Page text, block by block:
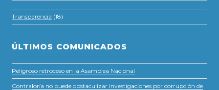
·
Transparencia (18)
ÚLTIMOS COMUNICADOS
Peligroso retroceso en la Asamblea Nacional
Contraloría no puede obstaculizar investigaciones por corrupción de